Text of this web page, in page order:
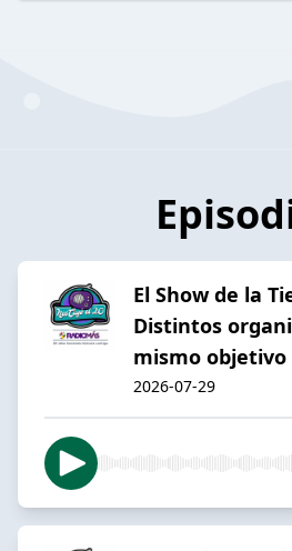
El Show de la
Distintos
mismo objetivo
2026-07-29